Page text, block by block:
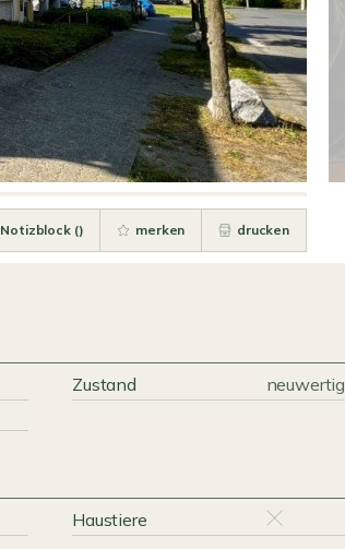
Notizblock () merken drucken
Zustand
neuwertig
Haustiere